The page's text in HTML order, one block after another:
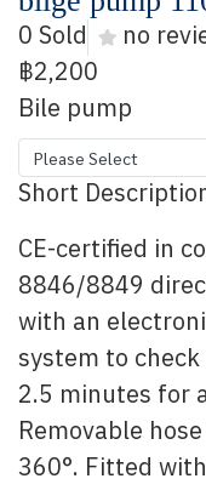
0 Sold
no
฿2,200
Bile pump
Please Select
Short
CE-certified in
8846/8849
with an
system to
2.5 minutes for
Removable
360°. Fitted